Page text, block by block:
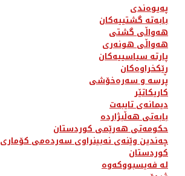
پەیوەندی
بابەتە گشتییەکان
هەواڵی گشتی
هەواڵی هونەری
پارتە سیاسییەکان
ڕێکخراوەکان
پرسە و سەرەخۆشی
کاریکاتێر
دیمانەی تایبەت
بابەتی هەڵبژاردە
حکومەتی هەرێمی کوردستان
چەندین وێنەی نەبینراوی سەردەمی کۆماری
کوردستان
لە فەیسبووکەوە